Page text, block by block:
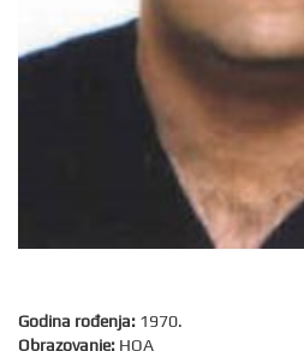
Godina rođenja: 1970.
Obrazovanje: HOA